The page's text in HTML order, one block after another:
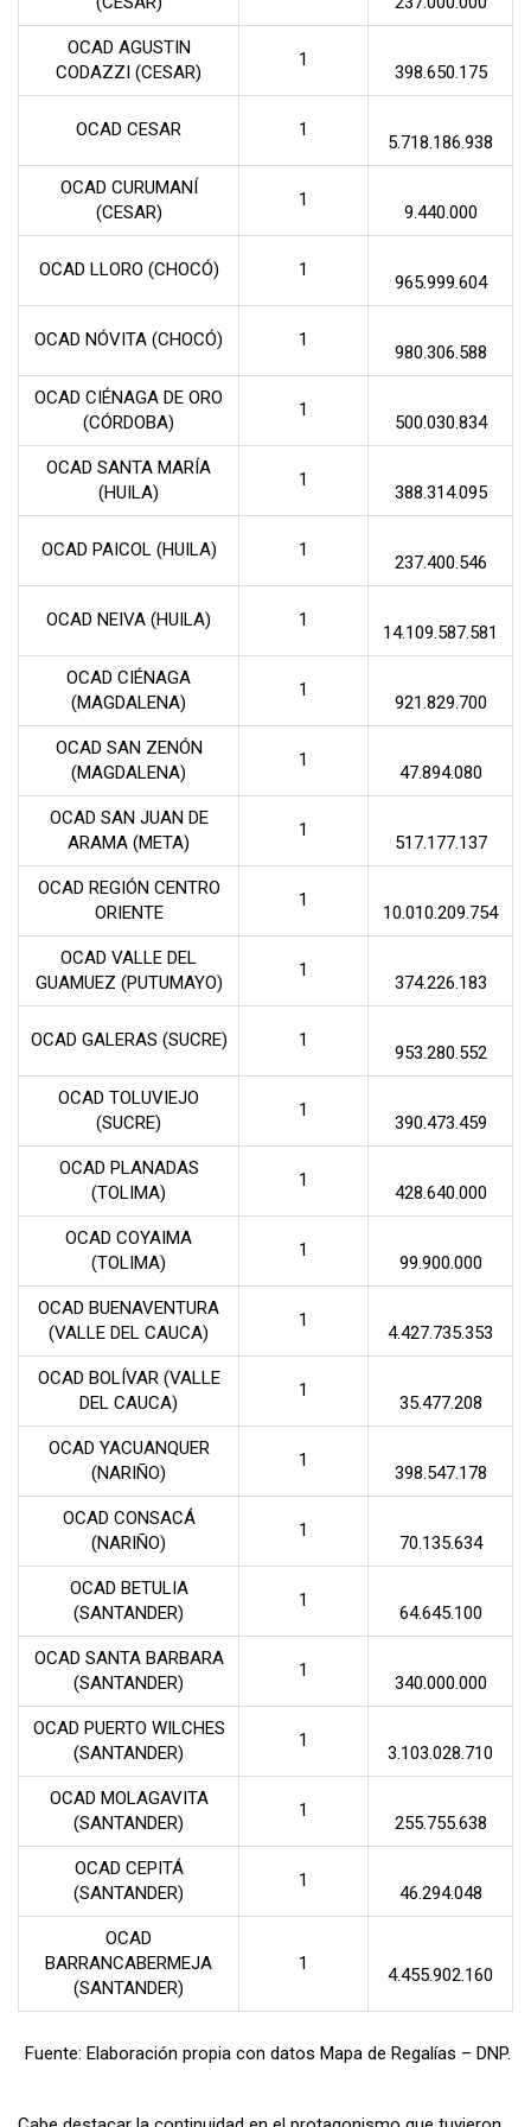
OCAD AGUSTIN
CODAZZI (CESAR)
1
398.650.175
OCAD CESAR 1
5.718.186.938
OCAD CURUMANÍ
(CESAR)
1
9.440.000
OCAD LLORO (CHOCÓ) 1
965.999.604
OCAD NÓVITA (CHOCÓ) 1
980.306.588
OCAD CIÉNAGA DE ORO
(CÓRDOBA)
1
500.030.834
OCAD SANTA MARÍA
(HUILA)
1
388.314.095
OCAD PAICOL (HUILA) 1
237.400.546
OCAD NEIVA (HUILA) 1
14.109.587.581
OCAD CIÉNAGA
(MAGDALENA)
1
921.829.700
OCAD SAN ZENÓN
(MAGDALENA)
1
47.894.080
OCAD SAN JUAN DE
ARAMA (META)
1
517.177.137
OCAD REGIÓN CENTRO
ORIENTE
1
10.010.209.754
OCAD VALLE DEL
GUAMUEZ (PUTUMAYO)
1
374.226.183
OCAD GALERAS (SUCRE) 1
953.280.552
OCAD TOLUVIEJO
(SUCRE)
1
390.473.459
OCAD PLANADAS
(TOLIMA)
1
428.640.000
OCAD COYAIMA
(TOLIMA)
1
99.900.000
OCAD BUENAVENTURA
(VALLE DEL CAUCA)
1
4.427.735.353
OCAD BOLÍVAR (VALLE
DEL CAUCA)
1
35.477.208
OCAD YACUANQUER
(NARIÑO)
1
398.547.178
OCAD CONSACÁ
(NARIÑO)
1
70.135.634
OCAD BETULIA
(SANTANDER)
1
64.645.100
OCAD SANTA BARBARA
(SANTANDER)
1
340.000.000
OCAD PUERTO WILCHES
(SANTANDER)
1
3.103.028.710
OCAD MOLAGAVITA
(SANTANDER)
1
255.755.638
OCAD CEPITÁ
(SANTANDER)
1
46.294.048
OCAD
BARRANCABERMEJA
(SANTANDER)
1
4.455.902.160
Fuente: Elaboración propia con datos Mapa de Regalías – DNP.